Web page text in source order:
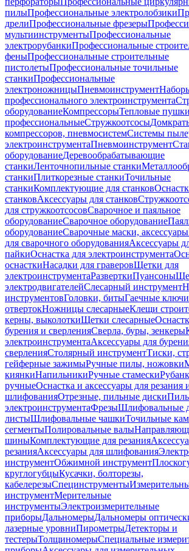
пилыПрофессиональные электролобзики
дрелиПрофессиональные фрезеры
мультиинструментыПрофессиональные
электрорубанкиПрофессиональные
феныПрофессиональные строительные
пистолетыПрофессиональные точильные
станкиПрофессиональные
электроножницыПневмоинструмент
профессионального электроинструмента
оборудованиеКомпрессорыТепловые пушки
профессиональныеСтружкоотсосы
компрессоров, пневмосистемСистемы
электроинструментаПневмоинструмент
оборудованиеДеревообрабатывающие
станкиЛенточнопильные станки
станкиПлиткорезные станкиТочильные
станкиКомплектующие для станков
станковАксессуары для станков
для стружкоотсосовСварочное и паяльное
оборудованиеСварочное оборудование
оборудованиеСварочные маски, аксессуары
для сварочного оборудованияАксессуары
пайкиОснастка для электроинструмента
оснасткиНасадки для граверовЩетки для
электроинструментаРазверткиПуансоны
электродвигателейСлесарный инструмент
инструментовГоловки, битыГаечные ключи
отвертокНожницы слесарныеКлещи
керны, выколоткиЩетки слесарные
бурения и сверленияСверла, буры, зенкеры
электроинструментаАксессуары для
сверленияСтолярный инструментТиски,
гейферные зажимыРучные пилы, ножовки
киянкиНапильникиРучные стамески
ручныеОснастка и аксессуары для резания
шлифованияОтрезные, пильные диски
электроинструментаФрезыШлифовальные
листыШлифовальные чашкиТочильные
сегментыПолировальные валы
шиныКомплектующие для резания
резанияАксессуары для шлифования
инструментОбжимной инструмент
круглогубцыКусачки, болторезы,
кабелерезыСпецинструменты
инструментМерительные
инструментыЭлектроизмерительные
приборыДальномерыДальномеры
лазерные уровниПирометрыДетекторы и
тестерыТолщиномерыСпециальные